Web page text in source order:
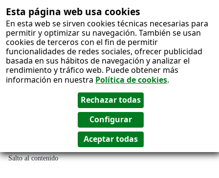
Esta página web usa cookies
En esta web se sirven cookies técnicas necesarias para
permitir y optimizar su navegación. También se usan
cookies de terceros con el fin de permitir
funcionalidades de redes sociales, ofrecer publicidad
basada en sus hábitos de navegación y analizar el
rendimiento y tráfico web. Puede obtener más
información en nuestra Política de cookies.
Salto al contenido